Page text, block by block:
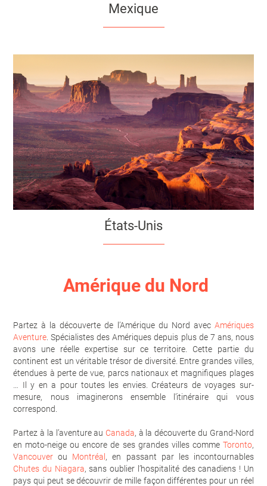
Mexique
États-Unis
Amérique du Nord
Partez à la découverte de l’Amérique du Nord avec Amériques
Aventure . Spécialistes des Amériques depuis plus de 7 ans, nous
avons une réelle expertise sur ce territoire. Cette partie du
continent est un véritable trésor de diversité. Entre grandes villes,
étendues à perte de vue, parcs nationaux et magnifiques plages
… Il y en a pour toutes les envies. Créateurs de voyages sur-
mesure, nous imaginerons ensemble l’itinéraire qui vous
correspond.
Partez à la l’aventure au Canada, à la découverte du Grand-Nord
en moto-neige ou encore de ses grandes villes comme Toronto,
Vancouver ou Montréal, en passant par les incontournables
Chutes du Niagara, sans oublier l’hospitalité des canadiens ! Un
pays qui peut se découvrir de mille façon différentes pour un réel